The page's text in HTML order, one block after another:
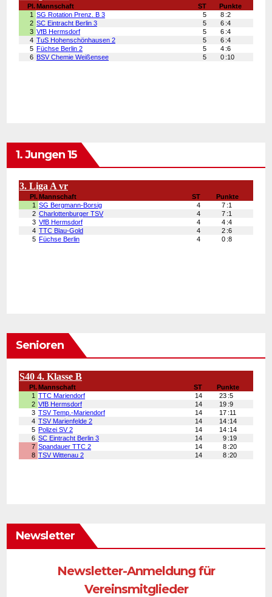
1. Jungen 15
Senioren
Newsletter
Newsletter-Anmeldung für
Vereinsmitglieder